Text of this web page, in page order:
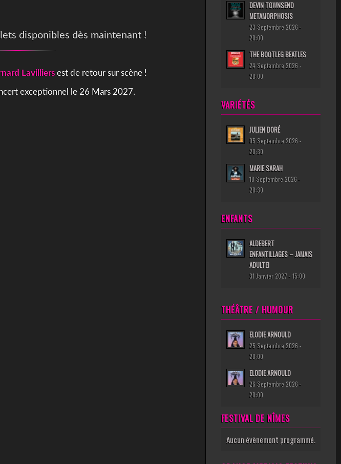
disponibles dès maintenant !
Lavilliers est de retour sur scène !
exceptionnel le 26 Mars 2027.
DEVIN TOWNSEND
METAMORPHOSIS
23 Septembre 2026 -
20:00
THE BOOTLEG BEATLES
24 Septembre 2026 -
20:00
VARIÉTÉS
JULIEN DORÉ
05 Septembre 2026 -
20:30
MARIE SARAH
10 Septembre 2026 -
20:30
ENFANTS
ALDEBERT
ENFANTILLAGES – JAMAIS
ADULTE!
31 Janvier 2027 - 15:00
THÉÂTRE / HUMOUR
ELODIE ARNOULD
25 Septembre 2026 -
20:00
ELODIE ARNOULD
26 Septembre 2026 -
20:00
FESTIVAL DE NÎMES
Aucun évènement programmé.